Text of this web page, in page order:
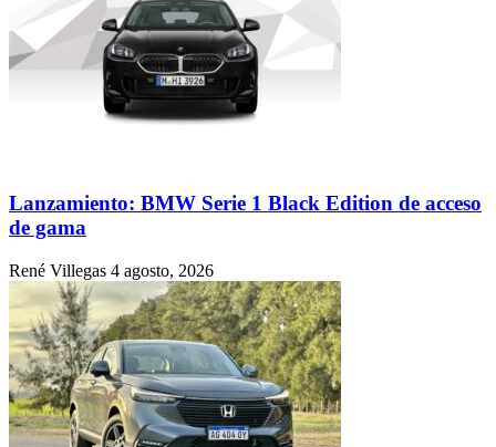
Lanzamiento: BMW Serie 1 Black Edition de acceso
de gama
René Villegas 4 agosto, 2026